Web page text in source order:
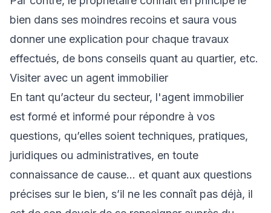
bien dans ses moindres recoins et saura vous
donner une explication pour chaque travaux
effectués, de bons conseils quant au quartier, etc.
Visiter avec un agent immobilier
En tant qu’acteur du secteur, l'agent immobilier
est formé et informé pour répondre à vos
questions, qu’elles soient techniques, pratiques,
juridiques ou administratives, en toute
connaissance de cause… et quant aux questions
précises sur le bien, s’il ne les connaît pas déjà, il